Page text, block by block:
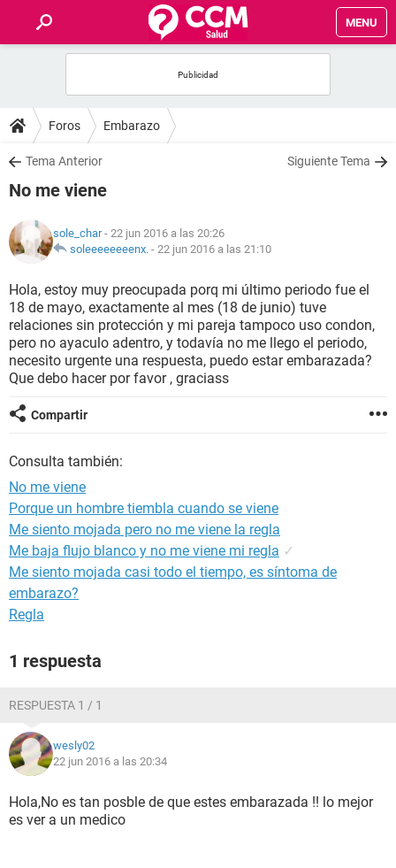
MENU
FOROS
SALUD
NUTRICIÓN
BIENESTAR
SEXUALIDAD
GLOSARIO
Foros Embarazo
Tema Anterior Siguiente Tema
No me viene
sole_char- 22 jun 2016 a las 20:26
soleeeeeeeenx. - 22 jun 2016 a las 21:10
Hola, estoy muy preocupada porq mi último periodo fue el
18 de mayo, exactamente al mes (18 de junio) tuve
relaciones sin protección y mi pareja tampoco uso condon,
pero no ayaculo adentro, y todavía no me llego el periodo,
necesito urgente una respuesta, puedo estar embarazada?
Que debo hacer por favor , graciass
Compartir
Consulta también:
No me viene
Porque un hombre tiembla cuando se viene
Me siento mojada pero no me viene la regla
Me baja flujo blanco y no me viene mi regla ✓
Me siento mojada casi todo el tiempo, es síntoma de
embarazo?
Regla
1 respuesta
RESPUESTA 1 / 1
wesly02
22 jun 2016 a las 20:34
Hola,No es tan posble de que estes embarazada !! lo mejor
es ver a un medico